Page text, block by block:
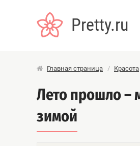
Pretty.ru
Главная страница / Красота
Лето прошло –
зимой